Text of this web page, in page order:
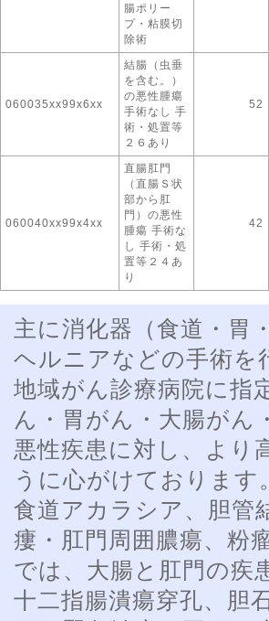
腸ポリー
プ・粘膜切
除術
060035xx99x6xx
結腸（虫垂
を含む。）
の悪性腫瘍
手術なし 手
術・処置等
２６あり
52
060040xx99x4xx
直腸肛門
（直腸Ｓ状
部から肛
門）の悪性
腫瘍 手術な
し 手術・処
置等２４あ
り
42
主に消化器（食道・胃
ヘルニアなどの手術を
地域がん診療病院に指
ん・胃がん・大腸がん
悪性疾患に対し、より
うに心がけております
食道アカラシア、胆管
瘻・肛門周囲膿瘍、粉
では、大腸と肛門の疾
十二指腸潰瘍穿孔、胆